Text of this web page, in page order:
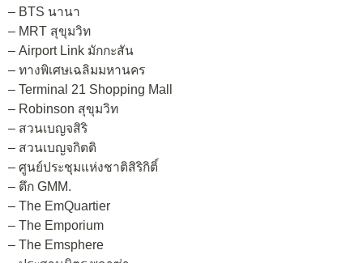
– BTS นานา
– MRT สุขุมวิท
– Airport Link มักกะสัน
– ทางพิเศษเฉลิมมหานคร
– Terminal 21 Shopping Mall
– Robinson สุขุมวิท
– สวนเบญจสิริ
– สวนเบญจกิตติ
– ศูนย์ประชุมแห่งชาติสิริกิติ์
– ตึก GMM.
– The EmQuartier
– The Emporium
– The Emsphere